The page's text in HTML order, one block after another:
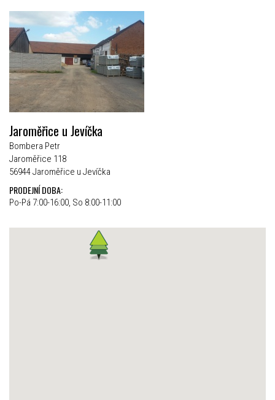
Jaroměřice u Jevíčka
Bombera Petr
Jaroměřice 118
56944 Jaroměřice u Jevíčka
PRODEJNÍ DOBA:
Po-Pá 7:00-16:00, So 8:00-11:00